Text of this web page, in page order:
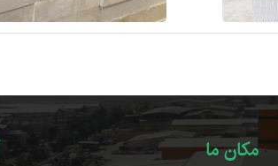
مکان ما